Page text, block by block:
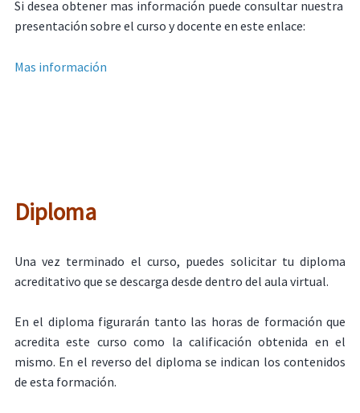
Si desea obtener mas información puede consultar nuestra
presentación sobre el curso y docente en este enlace:
Mas información
Diploma
Una vez terminado el curso, puedes solicitar tu diploma
acreditativo que se descarga desde dentro del aula virtual.
En el diploma figurarán tanto las horas de formación que
acredita este curso como la calificación obtenida en el
mismo. En el reverso del diploma se indican los contenidos
de esta formación.